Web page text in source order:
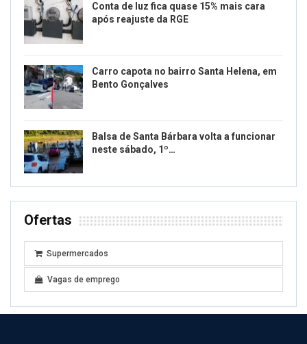
Conta de luz fica quase 15% mais cara
após reajuste da RGE
Carro capota no bairro Santa Helena, em
Bento Gonçalves
Balsa de Santa Bárbara volta a funcionar
neste sábado, 1º…
Ofertas
Supermercados
Vagas de emprego